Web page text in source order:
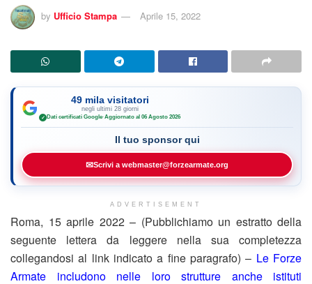
by Ufficio Stampa Aprile 15, 2022
49 mila visitatori
negli ultimi 28 giorni
✓ Dati certificati Google·Aggiornato al 06 Agosto 2026
Il tuo sponsor qui
✉Scrivi a webmaster@forzearmate.org
ADVERTISEMENT
Roma, 15 aprile 2022 – (Pubblichiamo un estratto della
seguente lettera da leggere nella sua completezza
collegandosi al link indicato a fine paragrafo) – Le Forze
Armate includono nelle loro strutture anche istituti